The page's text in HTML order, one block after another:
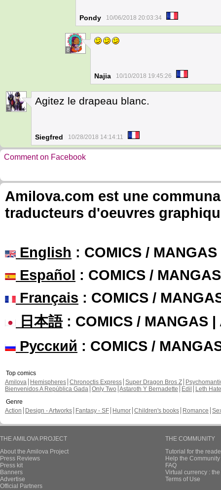
Pondy 10/06/2018 20:03:34
8
Najia 10/10/2018 19:45:26
3
Agitez le drapeau blanc.
Siegfred 10/28/2018 14:14:11
Comment on Facebook
Amilova.com est une
traducteurs d'oeuvres
English : COMICS /
Español : COMICS /
Français : COMICS /
日本語: COMICS / MANGAS |
Русский : COMICS /
Top comics
Amilova
Hemispheres Chronoctis Express Super Dragon Bros Z
Bienvenidos A República Gada Only Two Astaroth Y Bernadette Edil
Leth Hate
Genre
Action
Design - Artworks Fantasy - SF Humor Children's books Romance
THE AMILOVA PROJECT
About the Amilova Project
Press Reviews
Press kit
Banners
Advertise
Official Partners
THE COMMUNITY
Tutorial for the
Help the
FAQ
Virtual currency :
Terms of Use